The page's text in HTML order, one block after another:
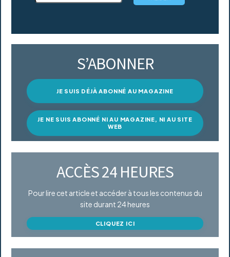
S’ABONNER
JE SUIS DÉJÀ ABONNÉ AU MAGAZINE
JE NE SUIS ABONNÉ NI AU MAGAZINE, NI AU SITE
WEB
ACCÈS 24 HEURES
Pour lire cet article et accéder à tous les contenus du
site durant 24 heures
CLIQUEZ ICI